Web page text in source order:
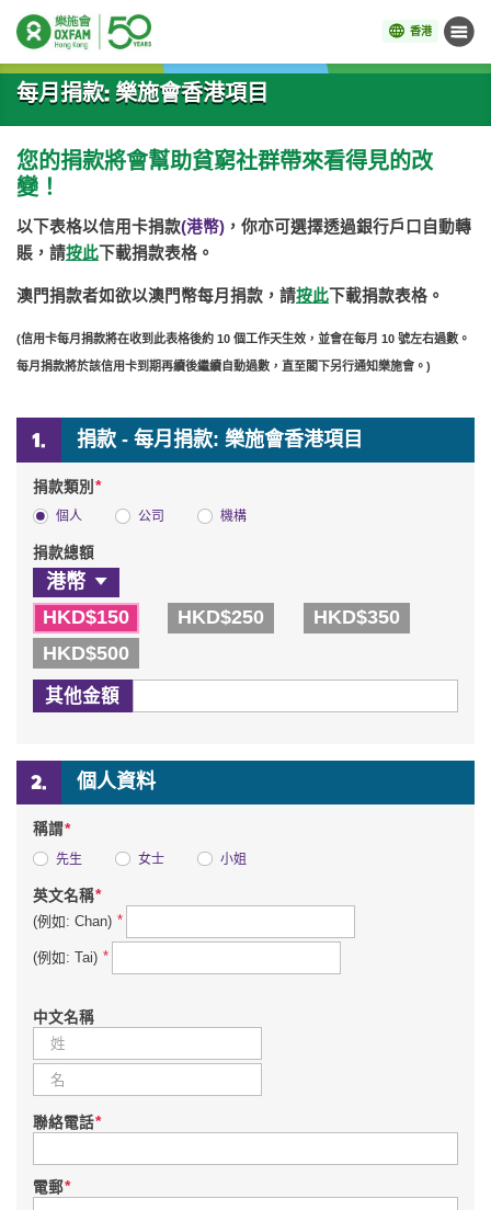
香港 目錄
開始主要內容
每月捐款: 樂施會香港項目
您的捐款將會幫助貧窮社群帶來看得見的改
變！
以下表格以信用卡捐款(港幣) ，你亦可選擇透過銀行戶口自動轉
賬，請按此 下載捐款表格。
澳門捐款者如欲以澳門幣每月捐款，請按此下載捐款表格。
(信用卡每月捐款將在收到此表格後約 10 個工作天生效，並會在每月 10 號左右過數。
每月捐款將於該信用卡到期再續後繼續自動過數，直至閣下另行通知樂施會。)
捐款 - 每月捐款: 樂施會香港項目
捐款類別 *
個人 公司 機構
捐款總額
HKD$150 HKD$250
HKD$350
HKD$500
其他金額
個人資料
稱謂*
先生 女士 小姐
英文名稱*
(例如: Chan) *
(例如: Tai) *
中文名稱
聯絡電話*
電郵*